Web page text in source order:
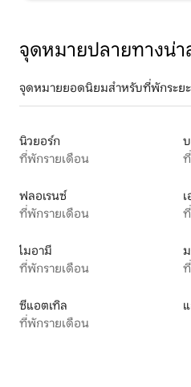
จุดหมายปลายทางน่า
จุดหมายยอดนิยมสำหรับที่พักระยะ
นิวยอร์ก
ที่พักรายเดือน
ฟลอเรนซ์
ที่พักรายเดือน
ไมอามี
ที่พักรายเดือน
ซีแอตเทิล
ที่พักรายเดือน